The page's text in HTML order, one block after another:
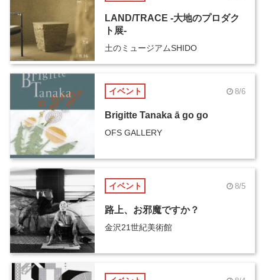
LAND/TRACE -大地のプロダク
ト展-
土のミュージアムSHIDO
イベント 8/6
Brigitte Tanaka ā go go
OFS GALLERY
イベント 8/5
路上、お邪魔ですか？
金沢21世紀美術館